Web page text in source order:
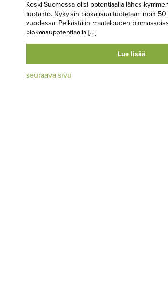
Keski-Suomessa olisi potentiaalia lähes
tuotanto. Nykyisin biokaasua tuotetaan noin 50
vuodessa. Pelkästään maatalouden
biokaasupotentiaalia […]
Lue lisää
seuraava sivu